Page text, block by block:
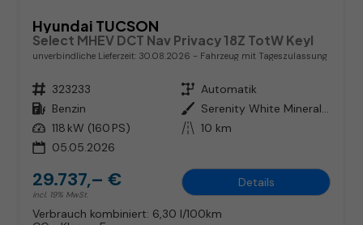
Hyundai TUCSON
Select MHEV DCT Nav Privacy 18Z TotW Keyl
unverbindliche Lieferzeit: 30.08.2026 Fahrzeug mit Tageszulassung
Fahrzeugnr. 323233 Getriebe Automatik
Kraftstoff Benzin Außenfarbe
Serenity White Mineraleffekt / D
Leistung 118 kW (160 PS) Kilometerstand 10 km
05.05.2026
29.737,– €
incl. 19% MwSt.
Details
Verbrauch kombiniert: 6,30 l/100km